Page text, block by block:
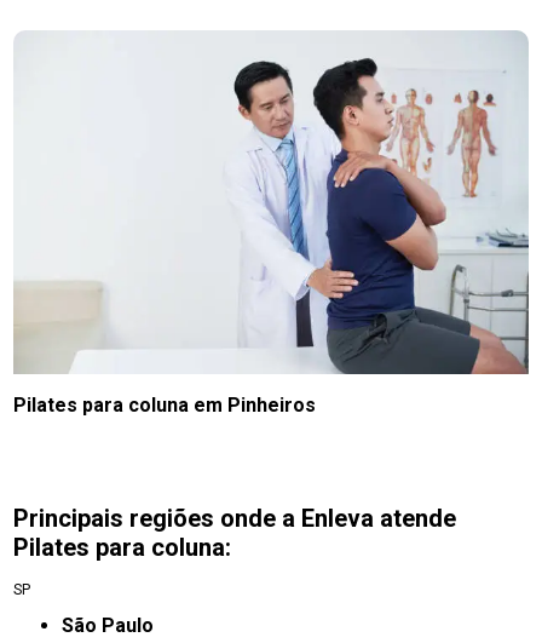
Pilates para coluna em Pinheiros
Principais regiões onde a Enleva atende
Pilates para coluna:
SP
São Paulo